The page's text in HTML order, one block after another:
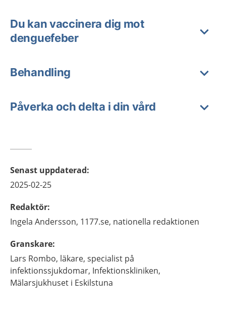
Du kan vaccinera dig mot
denguefeber
Behandling
Påverka och delta i din vård
Senast uppdaterad:
2025-02-25
Redaktör:
Ingela Andersson, 1177.se, nationella redaktionen
Granskare:
Lars Rombo, läkare, specialist på
infektionssjukdomar, Infektionskliniken,
Mälarsjukhuset i Eskilstuna